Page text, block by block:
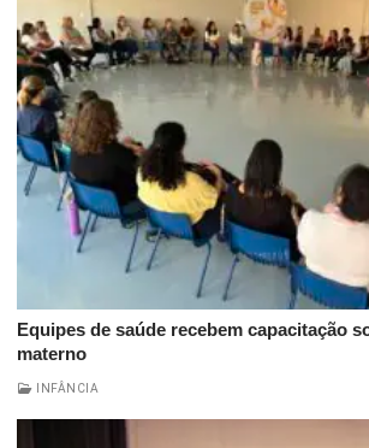
Equipes de saúde recebem capacitação
materno
INFÂNCIA